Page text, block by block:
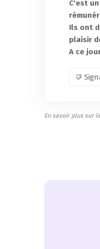
C'est
Ils ont
plaisir
A ce
En savoir plus sur